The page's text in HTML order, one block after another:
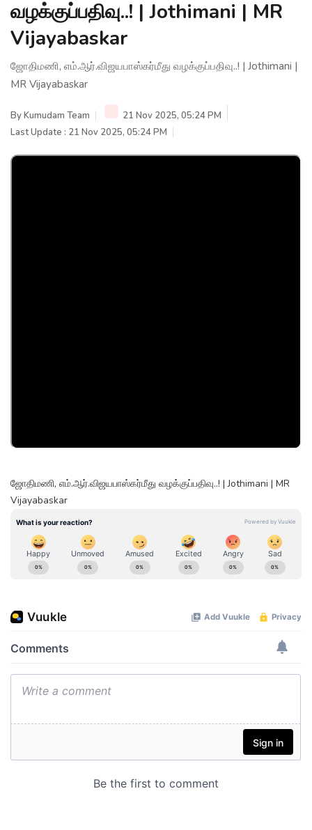
வழக்குப்பதிவு..! | Jothimani | MR
Vijayabaskar
ஜோதிமணி, எம்.ஆர்.விஜயபாஸ்கர்மீது வழக்குப்பதிவு..! | Jothimani |
MR Vijayabaskar
ByKumudam Team
21 Nov 2025, 05:24 PM
Last Update : 21 Nov 2025, 05:24 PM
ஜோதிமணி, எம்.ஆர்.விஜயபாஸ்கர்மீது வழக்குப்பதிவு..! | Jothimani | MR
Vijayabaskar